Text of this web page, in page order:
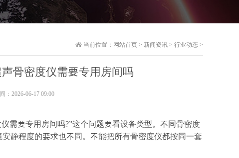
当前位置： 网站首页> 新闻资讯> 行业动态 >
骨密度仪需要专用房间吗
：2026-06-17 09:00
需要专用房间吗?”这个问题要看设备类型。不同骨密度
静程度的要求也不同。不能把所有骨密度仪都按同一套